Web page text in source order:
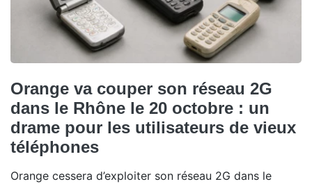
Orange va couper son réseau 2G
dans le Rhône le 20 octobre : un
drame pour les utilisateurs de vieux
téléphones
Orange cessera d’exploiter son réseau 2G dans le